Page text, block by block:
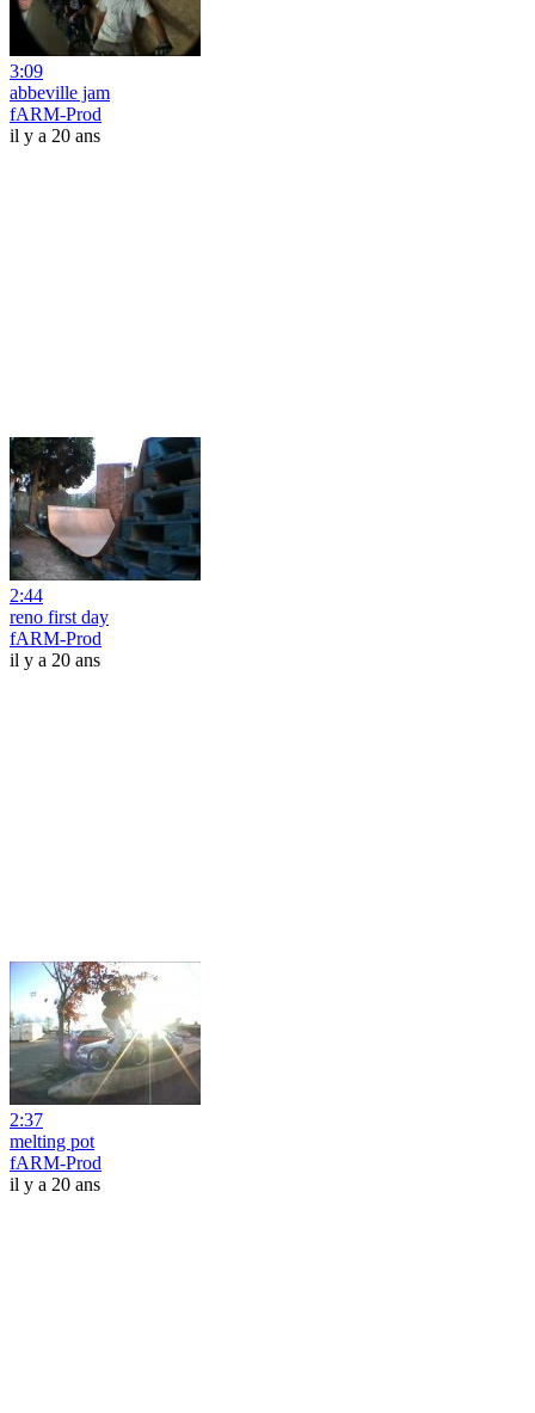
3:09
abbeville jam
fARM-Prod
il y a 20 ans
2:44
reno first day
fARM-Prod
il y a 20 ans
2:37
melting pot
fARM-Prod
il y a 20 ans